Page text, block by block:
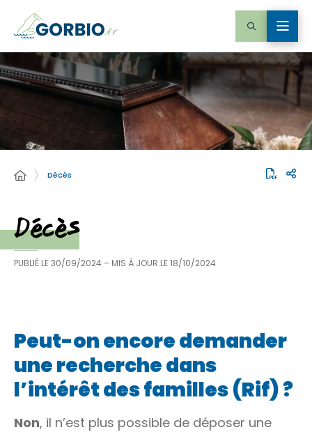
Décès
Décès
PUBLIÉ LE30/09/2024 – MIS À JOUR LE18/10/2024
Peut-on encore demander
une recherche dans
l’intérêt des familles (Rif) ?
Non, il n’est plus possible de déposer une